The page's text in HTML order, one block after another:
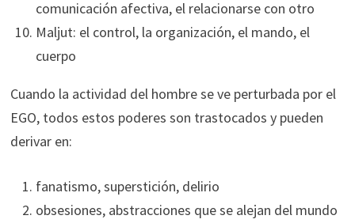
comunicación afectiva, el relacionarse con otro
Maljut: el control, la organización, el mando, el
cuerpo
Cuando la actividad del hombre se ve perturbada por el
EGO, todos estos poderes son trastocados y pueden
derivar en:
fanatismo, superstición, delirio
obsesiones, abstracciones que se alejan del mundo